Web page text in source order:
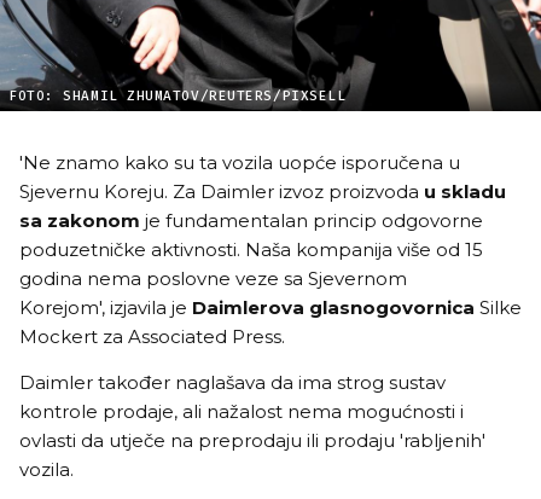
FOTO: SHAMIL ZHUMATOV/REUTERS/PIXSELL
'Ne znamo kako su ta vozila uopće isporučena u
Sjevernu Koreju. Za Daimler izvoz proizvoda u skladu
sa zakonom je fundamentalan princip odgovorne
poduzetničke aktivnosti. Naša kompanija više od 15
godina nema poslovne veze sa Sjevernom
Korejom', izjavila je Daimlerova glasnogovornica Silke
Mockert za Associated Press.
Daimler također naglašava da ima strog sustav
kontrole prodaje, ali nažalost nema mogućnosti i
ovlasti da utječe na preprodaju ili prodaju 'rabljenih'
vozila.